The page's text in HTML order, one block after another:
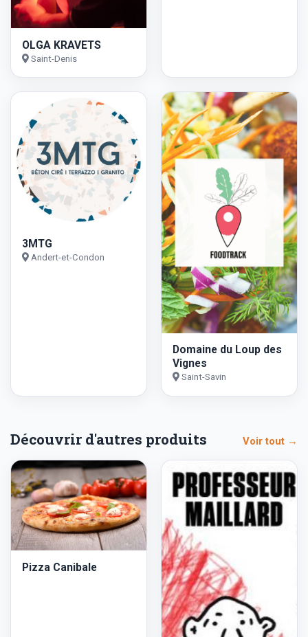
OLGA KRAVETS
Saint-Denis
3MTG
Andert-et-Condon
Domaine du Loup des
Vignes
Saint-Savin
Découvrir d'autres produits Voir tout →
Pizza Canibale